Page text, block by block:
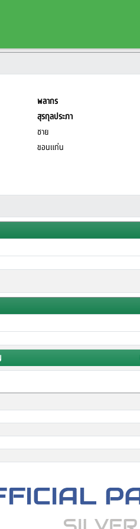
พลากร
สุรกุลประภา
ชาย
ขอนแก่น